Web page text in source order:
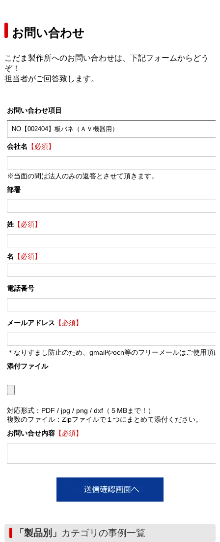
お問い合わせ
こだま製作所へのお問い合わせは、下記フォームからどう
ぞ！
担当者がご回答致します。
お問い合わせ項目
会社名 【必須】
※当面の間は法人のみの返答とさせて頂きます。
部署
姓【必須】
名 【必須】
電話番号
メールアドレス 【必須】
＊なりすまし防止のため、gmailやocn等のフリーメールはご使用頂
添付ファイル
対応形式：PDF / jpg / png / dxf（５MBまで！）
複数のファイル：Zipファイルで１つにまとめて添付ください。
お問い合せ内容【必須】
「製品別」 カテゴリの事例一覧